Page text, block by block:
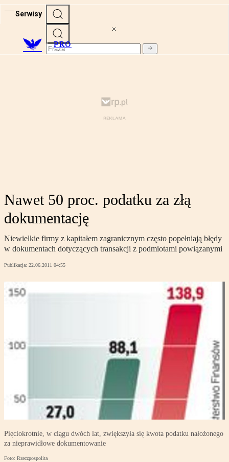
Serwisy
PRO
Nawet 50 proc. podatku za złą
dokumentację
Niewielkie firmy z kapitałem zagranicznym często popełniają błędy
w dokumentach dotyczących transakcji z podmiotami powiązanymi
Publikacja: 22.06.2011 04:55
Pięciokrotnie, w ciągu dwóch lat, zwiększyła się kwota podatku nałożonego
za nieprawidłowe dokumentowanie
Foto: Rzeczpospolita